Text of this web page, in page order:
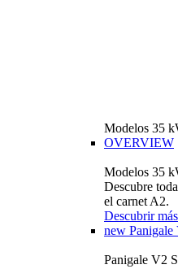
Modelos 35
OVERVIEW
Modelos 35
Descubre
el carnet A2.
Descubrir más
new
Panigale V2